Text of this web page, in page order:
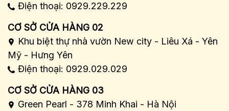
Điện thoại: 0929.229.229
CƠ SỞ CỬA HÀNG 02
Khu biệt thự nhà vườn New city - Liêu Xá - Yên
Mỹ - Hưng Yên
Điện thoại: 0929.029.029
CƠ SỞ CỬA HÀNG 03
Green Pearl - 378 Minh Khai - Hà Nội